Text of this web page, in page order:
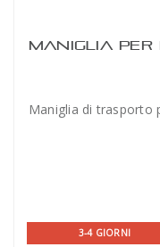
MANIGLIA PER
Maniglia di trasporto
3-4 GIORNI